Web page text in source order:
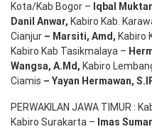
Kota/Kab Bogor – Iqbal
Danil Anwar, Kabiro Kab.
Cianjur – Marsiti, Amd , Kabiro
Kabiro Kab Tasikmalaya –
Wangsa, A.Md , Kabiro
Ciamis – Yayan Hermawan,
PERWAKILAN JAWA TIMUR :
Kabiro Surakarta – Imas